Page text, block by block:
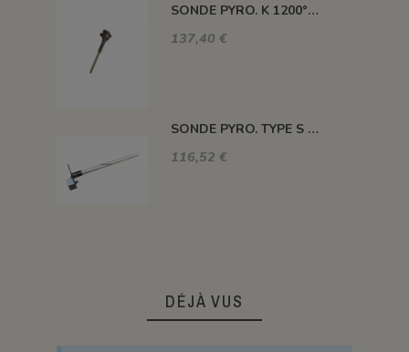
SONDE PYRO. K 1200° 220MM AVEC TETE
137,40 €
SONDE PYRO. TYPE S 1400° 120MM SANS TETE
116,52 €
DÉJÀ VUS